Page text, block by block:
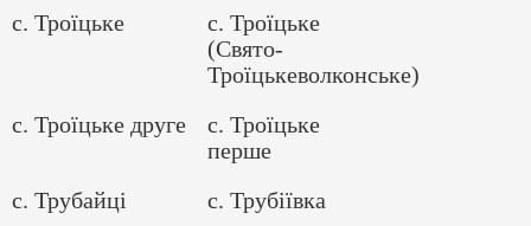
с. Троїцьке
с. Троїцьке
(Свято-
Троїцькеволконське)
с. Троїцьке друге
с. Троїцьке
перше
с. Трубайці
с. Трубіївка